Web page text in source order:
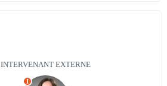
INTERVENANT EXTERNE
I